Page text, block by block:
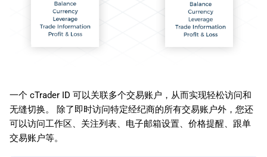
一个 cTrader ID 可以关联多个交易账户，从而实现轻松访问和
无缝切换。 除了即时访问特定经纪商的所有交易账户外，您还
可以访问工作区、关注列表、电子邮箱设置、价格提醒、跟单
交易账户等。